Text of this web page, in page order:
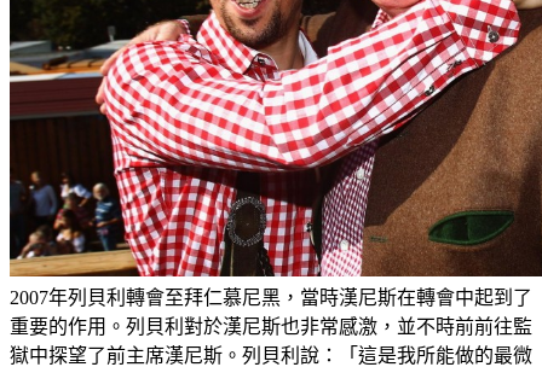
2007年列貝利轉會至拜仁慕尼黑，當時漢尼斯在轉會中起到了
重要的作用。列貝利對於漢尼斯也非常感激，並不時前前往監
獄中探望了前主席漢尼斯。列貝利說：「這是我所能做的最微